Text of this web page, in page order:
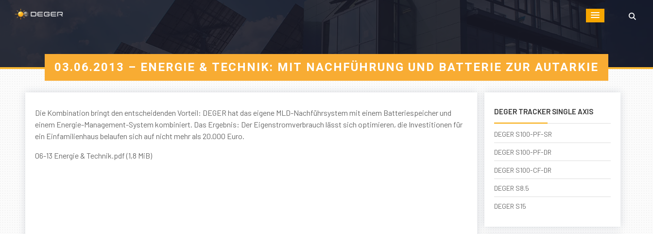
03.06.2013 – ENERGIE & TECHNIK: MIT NACHFÜHRUNG UND BATTERIE ZUR AUTARKIE
Die Kombination bringt den entscheidenden Vorteil: DEGER hat das eigene MLD-Nachführsystem mit einem Batteriespeicher und
einem Energie-Management-System kombiniert. Das Ergebnis: Der Eigenstromverbrauch lässt sich optimieren, die Investitionen für
ein Einfamilienhaus belaufen sich auf nicht mehr als 20.000 Euro.
06-13 Energie & Technik.pdf (1,8 MiB)
DEGER TRACKER SINGLE AXIS
DEGER S100-PF-SR
DEGER S100-PF-DR
DEGER S100-CF-DR
DEGER S8.5
DEGER S15